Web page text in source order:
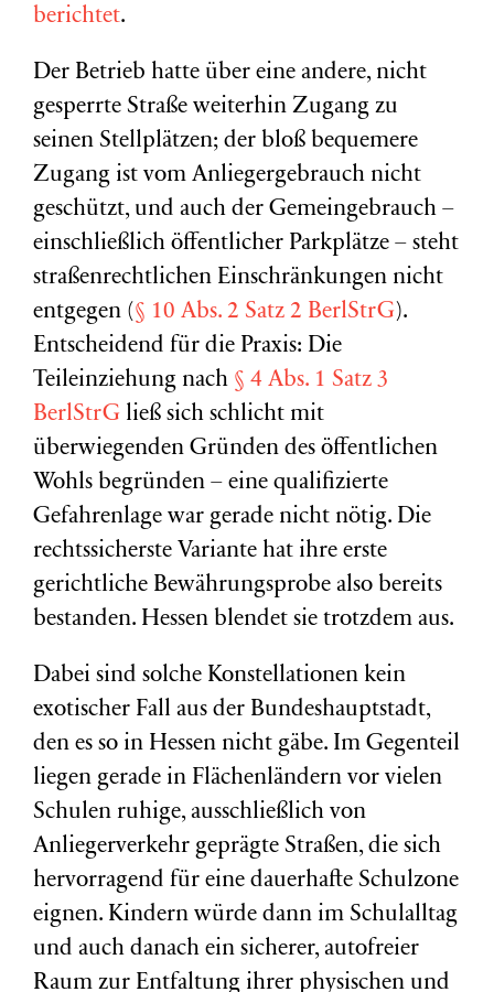
berichtet.
Der Betrieb hatte über eine andere, nicht
gesperrte Straße weiterhin Zugang zu
seinen Stellplätzen; der bloß bequemere
Zugang ist vom Anliegergebrauch nicht
geschützt, und auch der Gemeingebrauch –
einschließlich öffentlicher Parkplätze – steht
straßenrechtlichen Einschränkungen nicht
entgegen (§ 10 Abs. 2 Satz 2 BerlStrG).
Entscheidend für die Praxis: Die
Teileinziehung nach § 4 Abs. 1 Satz 3
BerlStrG ließ sich schlicht mit
überwiegenden Gründen des öffentlichen
Wohls begründen – eine qualifizierte
Gefahrenlage war gerade nicht nötig. Die
rechtssicherste Variante hat ihre erste
gerichtliche Bewährungsprobe also bereits
bestanden. Hessen blendet sie trotzdem aus.
Dabei sind solche Konstellationen kein
exotischer Fall aus der Bundeshauptstadt,
den es so in Hessen nicht gäbe. Im Gegenteil
liegen gerade in Flächenländern vor vielen
Schulen ruhige, ausschließlich von
Anliegerverkehr geprägte Straßen, die sich
hervorragend für eine dauerhafte Schulzone
eignen. Kindern würde dann im Schulalltag
und auch danach ein sicherer, autofreier
Raum zur Entfaltung ihrer physischen und